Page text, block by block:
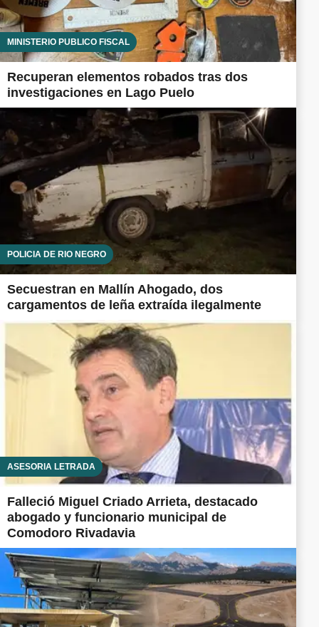
MINISTERIO PÚBLICO FISCAL
Recuperan elementos robados tras dos
investigaciones en Lago Puelo
POLICÍA DE RÍO NEGRO
Secuestran en Mallín Ahogado, dos
cargamentos de leña extraída ilegalmente
ASESORÍA LETRADA
Falleció Miguel Criado Arrieta, destacado
abogado y funcionario municipal de
Comodoro Rivadavia